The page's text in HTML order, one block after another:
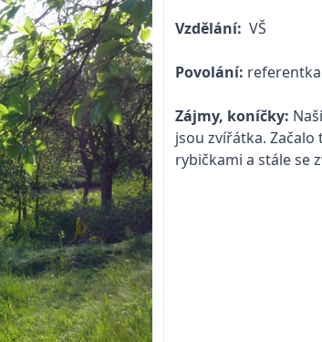
Vzdělání: VŠ
Povolání:
Zájmy, koníčky:
jsou zvířátka.
rybičkami a stále se